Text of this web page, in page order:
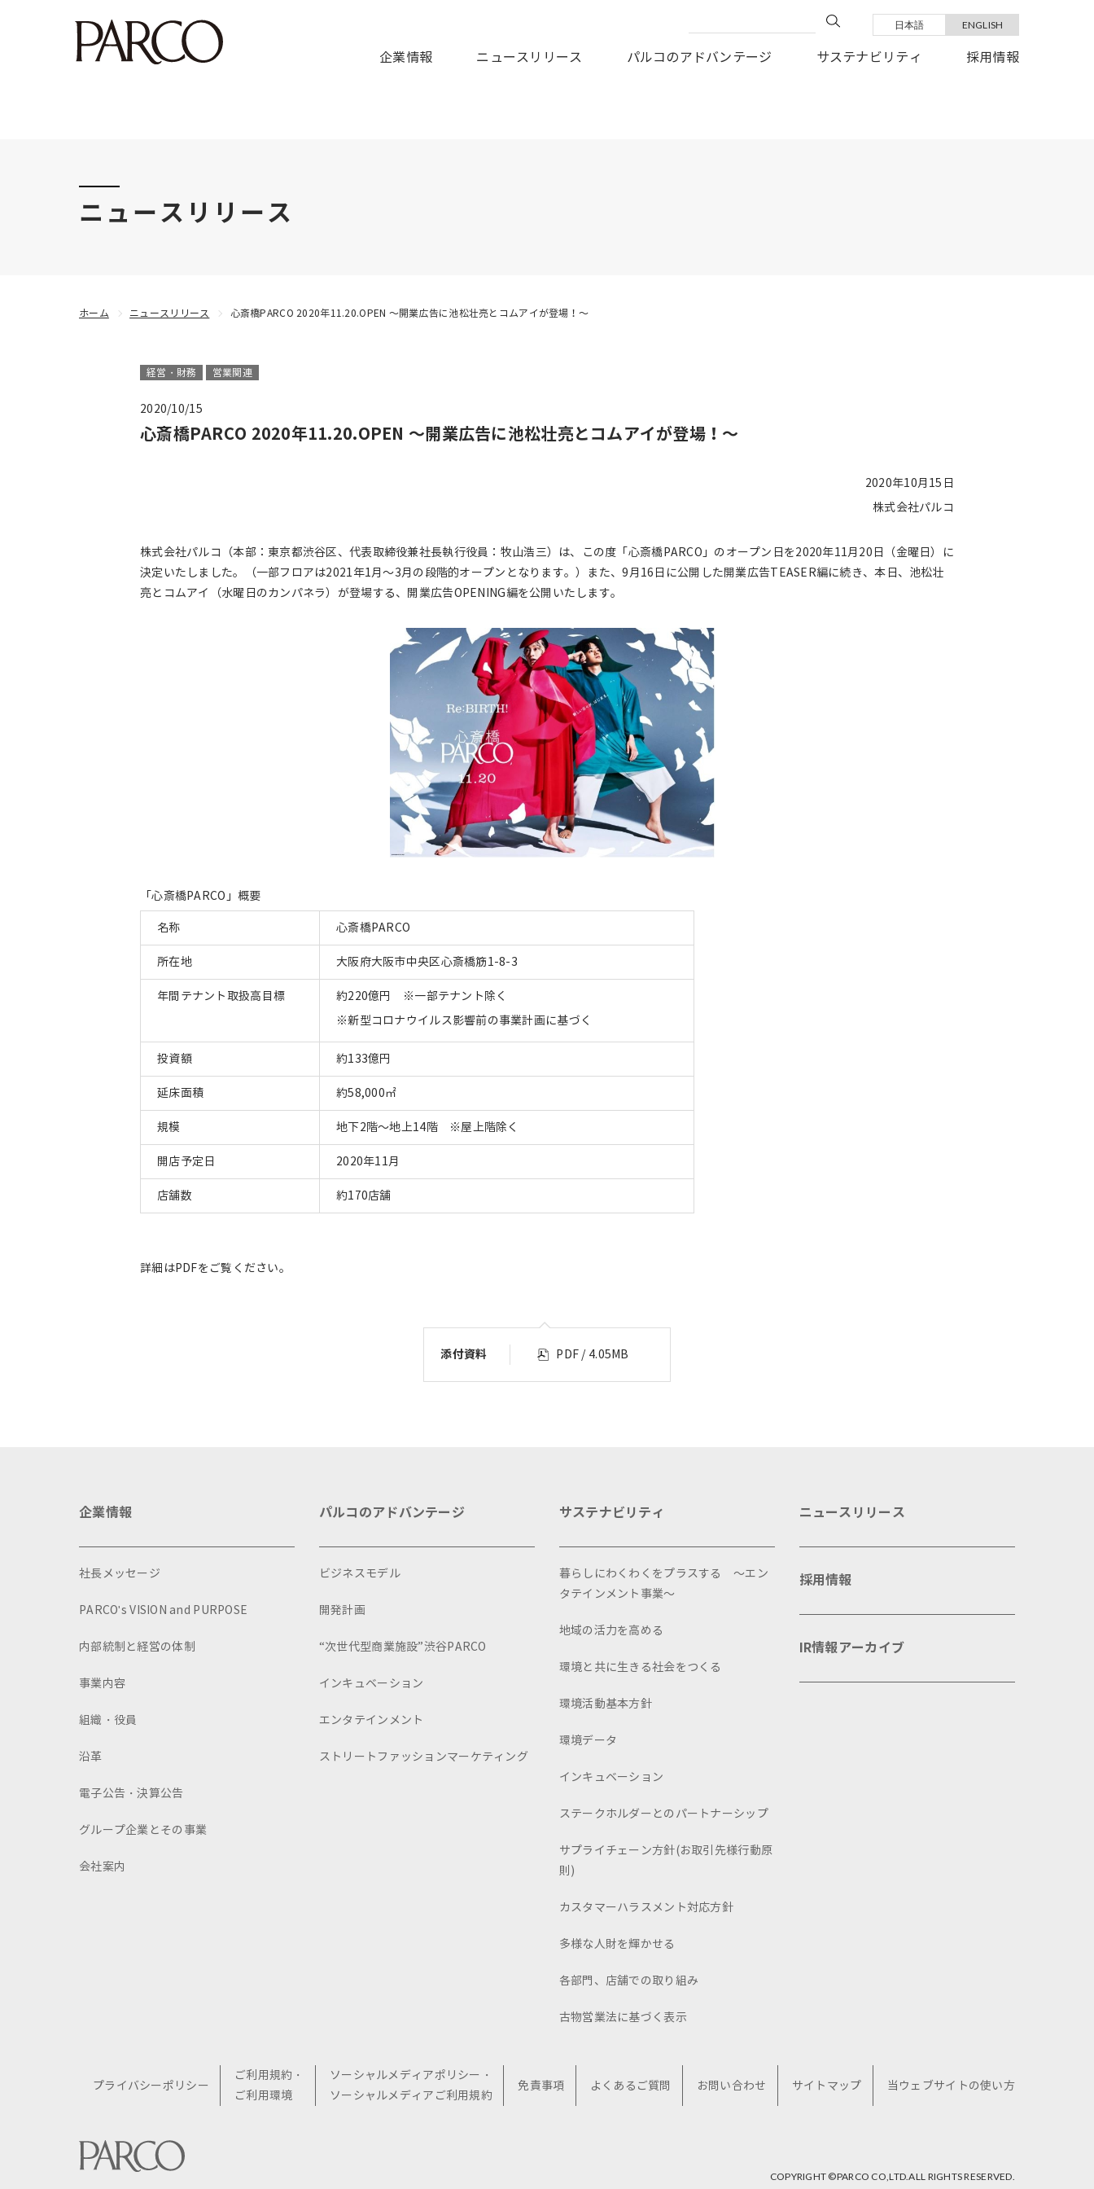
このたびの令和8年熊本地震により被害にあわれた皆様に謹んでお見舞い申しあげますとともに、被災地の一日も早い復旧を、心よりお祈り申しあげます。
日本語 ENGLISH
企業情報 ニュースリリース パルコのアドバンテージ サステナビリティ 採用情報
ニュースリリース
経営・財務 営業関連
2020/10/15
心斎橋PARCO 2020年11.20.OPEN ～開業広告に池松壮亮とコムアイが登場！～
2020年10月15日
株式会社パルコ
株式会社パルコ（本部：東京都渋谷区、代表取締役兼社長執行役員：牧山浩三）は、この度「心斎橋PARCO」のオープン日を2020年11月20日（金曜日）に
決定いたしました。（一部フロアは2021年1月～3月の段階的オープンとなります。）また、9月16日に公開した開業広告TEASER編に続き、本日、池松壮
亮とコムアイ（水曜日のカンパネラ）が登場する、開業広告OPENING編を公開いたします。
「心斎橋PARCO」概要
名称 心斎橋PARCO
所在地 大阪府大阪市中央区心斎橋筋1-8-3
年間テナント取扱高目標
約220億円 ※一部テナント除く
※新型コロナウイルス影響前の事業計画に基づく
投資額 約133億円
延床面積 約58,000㎡
規模 地下2階～地上14階 ※屋上階除く
開店予定日 2020年11月
店舗数 約170店舗
詳細はPDFをご覧ください。
添付資料 PDF / 4.05MB
ホーム ニュースリリース 心斎橋PARCO 2020年11.20.OPEN ～開業広告に池松壮亮とコムアイが登場！～
企業情報
社長メッセージ
PARCO's VISION and PURPOSE
内部統制と経営の体制
事業内容
組織・役員
沿革
電子公告・決算公告
グループ企業とその事業
会社案内
パルコのアドバンテージ
ビジネスモデル
開発計画
“次世代型商業施設”渋谷PARCO
インキュベーション
エンタテインメント
ストリートファッションマーケティング
サステナビリティ
暮らしにわくわくをプラスする ～エン
タテインメント事業～
地域の活力を高める
環境と共に生きる社会をつくる
環境活動基本方針
環境データ
インキュベーション
ステークホルダーとのパートナーシップ
サプライチェーン方針(お取引先様行動原
則)
カスタマーハラスメント対応方針
多様な人財を輝かせる
各部門、店舗での取り組み
古物営業法に基づく表示
ニュースリリース
採用情報
IR情報アーカイブ
プライバシーポリシー
ご利用規約・
ご利用環境
ソーシャルメディアポリシー・
ソーシャルメディアご利用規約
免責事項 よくあるご質問 お問い合わせ サイトマップ 当ウェブサイトの使い方
COPYRIGHT ©︎PARCO CO,LTD.ALL RIGHTS RESERVED.